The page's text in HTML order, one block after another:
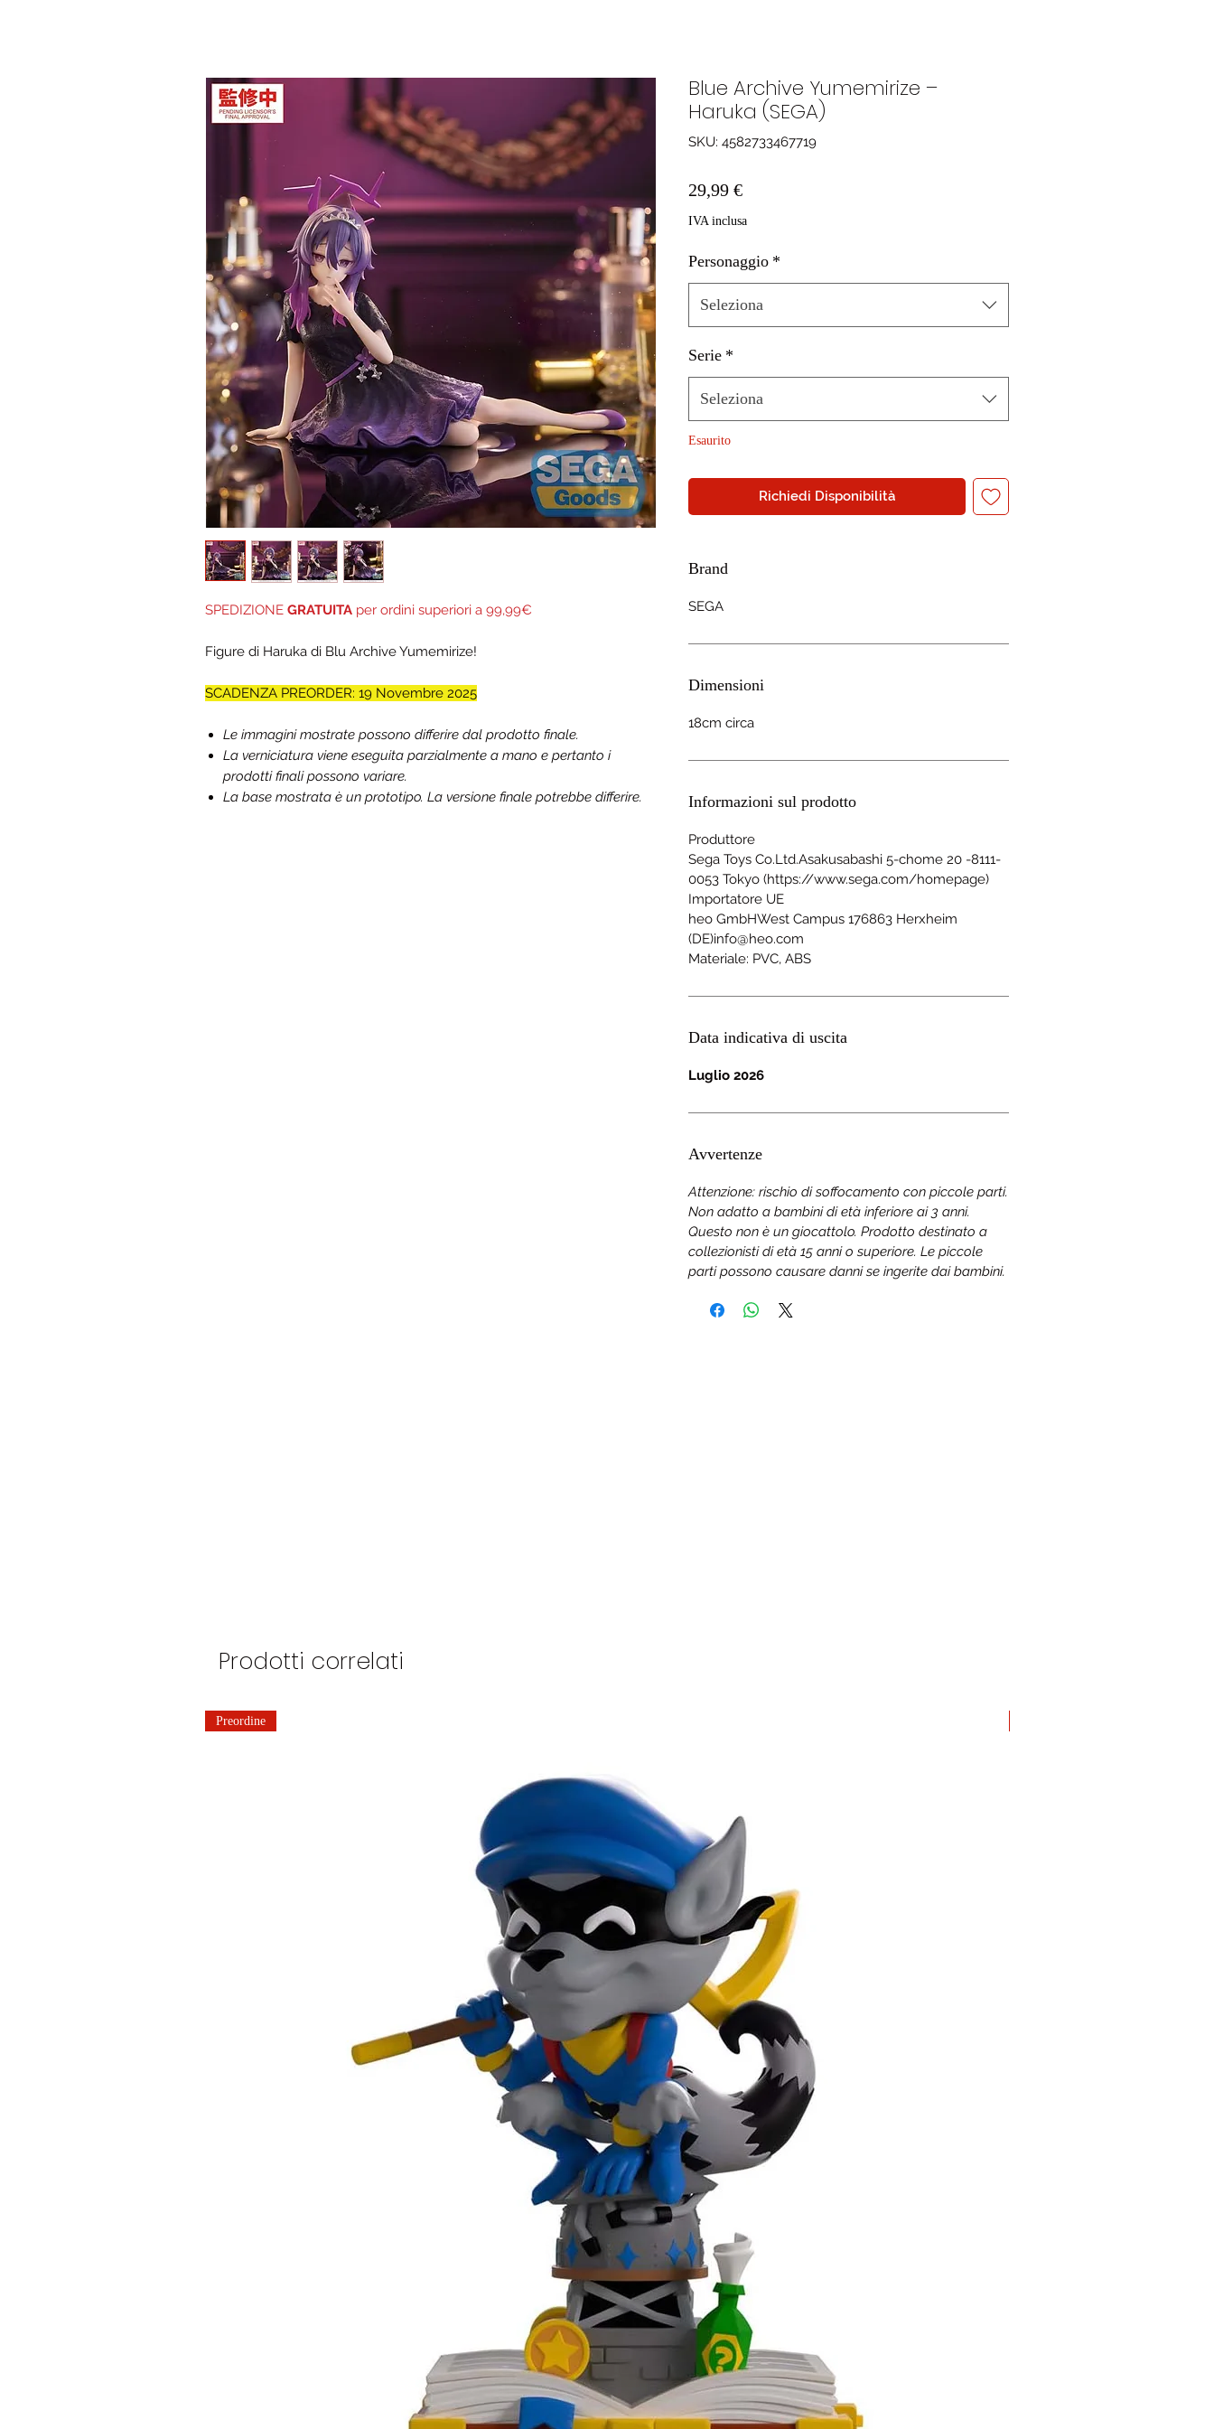
SPEDIZIONE GRATUITA per ordini superiori a 99,99€
Figure di Haruka di Blu Archive Yumemirize!
SCADENZA PREORDER: 19 Novembre 2025
Le immagini mostrate possono differire dal prodotto finale.
La verniciatura viene eseguita parzialmente a mano e pertanto i
prodotti finali possono variare.
La base mostrata è un prototipo. La versione finale potrebbe differire.
Blue Archive Yumemirize –
Haruka (SEGA)
SKU: 4582733467719
29,99 €Prezzo
IVA inclusa
Personaggio *
Seleziona
Serie *
Seleziona
Esaurito
Richiedi Disponibilità
Brand
SEGA
Dimensioni
18cm circa
Informazioni sul prodotto
Produttore
Sega Toys Co.Ltd.Asakusabashi 5-chome 20 -8111-
0053 Tokyo (https://www.sega.com/homepage)
Importatore UE
heo GmbHWest Campus 176863 Herxheim
(DE)info@heo.com
Materiale: PVC, ABS
Data indicativa di uscita
Luglio 2026
Avvertenze
Attenzione: rischio di soffocamento con piccole parti.
Non adatto a bambini di età inferiore ai 3 anni.
Questo non è un giocattolo. Prodotto destinato a
collezionisti di età 15 anni o superiore. Le piccole
parti possono causare danni se ingerite dai bambini.
Prodotti correlati
Preordine